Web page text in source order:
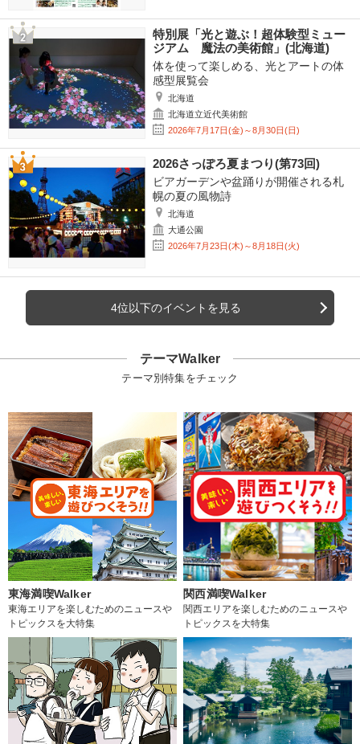
特別展「光と遊ぶ！超体験型ミュー
ジアム 魔法の美術館」(北海道)
体を使って楽しめる、光とアートの体
感型展覧会
北海道
北海道立近代美術館
2026年7月17日(金)～8月30日(日)
2026さっぽろ夏まつり(第73回)
ビアガーデンや盆踊りが開催される札
幌の夏の風物詩
北海道
大通公園
2026年7月23日(木)～8月18日(火)
4位以下のイベントを見る
テーマWalker
テーマ別特集をチェック
東海満喫Walker
東海エリアを楽しむためのニュースや
トピックスを大特集
関西満喫Walker
関西エリアを楽しむためのニュースや
トピックスを大特集